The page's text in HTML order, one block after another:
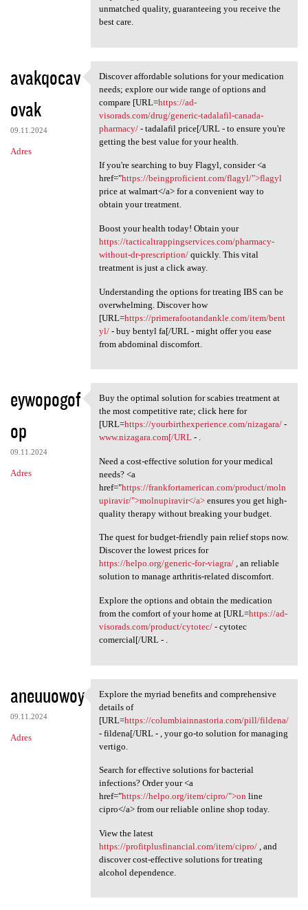
unmatched quality, guaranteeing you receive the
best care.
avakqocav
ovak
09.11.2024
Adres
Discover affordable solutions
Discover affordable solutions for your medication
needs; explore our wide range of options and
compare [URL=https://ad-
visorads.com/drug/generic-tadalafil-canada-
pharmacy/- tadalafil price[/URL - to ensure you're
getting the best value for your health.
If you're searching to buy Flagyl, consider <a
href="https://beingproficient.com/flagyl/">flagyl
price at walmart</a> for a convenient way to
obtain your treatment.
Boost your health today! Obtain your
https://tacticaltrappingservices.com/pharmacy-
without-dr-prescription/quickly. This vital
treatment is just a click away.
Understanding the options for treating IBS can be
overwhelming. Discover how
[URL=https://primerafootandankle.com/item/bent
yl/- buy bentyl fa[/URL - might offer you ease
from abdominal discomfort.
eywopogof
op
09.11.2024
Adres
Buy the optimal solution for
Buy the optimal solution for scabies treatment at
the most competitive rate; click here for
[URL=https://yourbirthexperience.com/nizagara/-
www.nizagara.com[/URL- .
Need a cost-effective solution for your medical
needs? <a
href="https://frankfortamerican.com/product/moln
upiravir/">molnupiravir</a>ensures you get high-
quality therapy without breaking your budget.
The quest for budget-friendly pain relief stops now.
Discover the lowest prices for
https://helpo.org/generic-for-viagra/, an reliable
solution to manage arthritis-related discomfort.
Explore the options and obtain the medication
from the comfort of your home at [URL=https://ad-
visorads.com/product/cytotec/- cytotec
comercial[/URL - .
aneuuowoy
09.11.2024
Adres
Explore the myriad benefits
Explore the myriad benefits and comprehensive
details of
[URL=https://columbiainnastoria.com/pill/fildena/
- fildena[/URL - , your go-to solution for managing
vertigo.
Search for effective solutions for bacterial
infections? Order your <a
href="https://helpo.org/item/cipro/">on line
cipro</a> from our reliable online shop today.
View the latest
https://profitplusfinancial.com/item/cipro/, and
discover cost-effective solutions for treating
alcohol dependence.